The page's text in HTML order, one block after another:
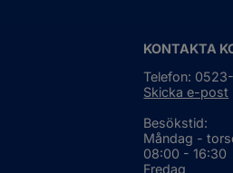
KONTAKTA
Telefon:
Skicka e-post
Besökstid:
Måndag -
08:00 - 16:30
Fredag